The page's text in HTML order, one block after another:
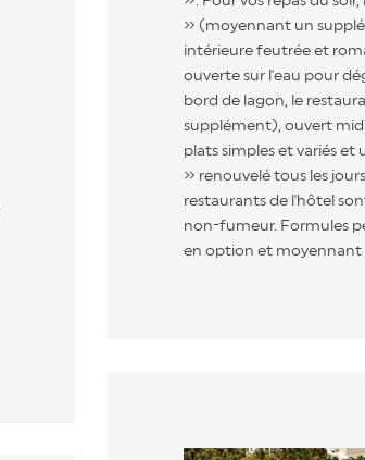
» (moyennant un
intérieure feutrée et
ouverte sur l'eau pour
bord de lagon, le
supplément), ouvert
plats simples et variés
» renouvelé tous les
restaurants de l'hôtel
non-fumeur. Formules
en option et moyennant